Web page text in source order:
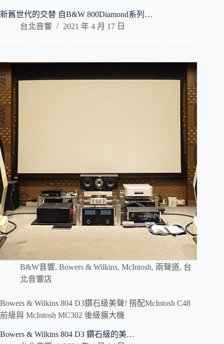
新舊世代的交替 自B&W 800Diamond系列…
台北音響
2021 年 4 月 17 日
B&W音響, Bowers & Wilkins, McIntosh, 兩聲道, 台
北音響店
Bowers & Wilkins 804 D3鑽石級美聲! 搭配McIntosh C48
前級與 McIntosh MC302 後級擴大機
Bowers & Wilkins 804 D3 鑽石級的美…